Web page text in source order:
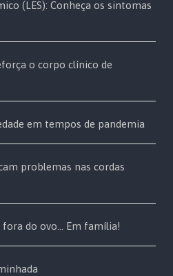
(LES): Conheça os sintomas
o corpo clínico de
em tempos de pandemia
problemas nas cordas
fora do ovo… Em família!